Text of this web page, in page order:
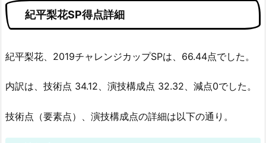
紀平梨花SP得点詳細
紀平梨花、2019チャレンジカップSPは、66.44点でした。
内訳は、技術点 34.12、演技構成点 32.32、減点0でした。
技術点（要素点）、演技構成点の詳細は以下の通り。